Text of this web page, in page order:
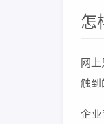
怎
网
触到
企